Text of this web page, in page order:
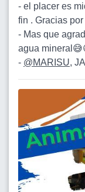
- el placer es
fin . Gracias
- Mas que
agua
- @MARISU,